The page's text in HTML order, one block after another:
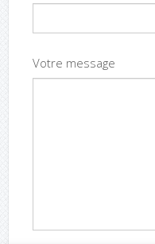
Votre message